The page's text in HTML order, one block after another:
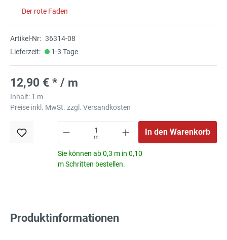
Der rote Faden
Artikel-Nr: 36314-08
Lieferzeit:
1-3 Tage
12,90 € * / m
Inhalt: 1 m
Preise inkl. MwSt. zzgl. Versandkosten
m
In den Warenkorb
Sie können ab 0,3 m in 0,10
m Schritten bestellen.
Produktinformationen